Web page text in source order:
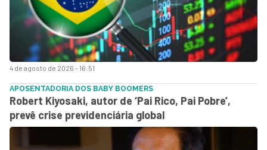
4 de agosto de 2026 - 16:51
APOSENTADORIA DOS BABY BOOMERS
Robert Kiyosaki, autor de ‘Pai Rico, Pai Pobre’,
prevê crise previdenciária global